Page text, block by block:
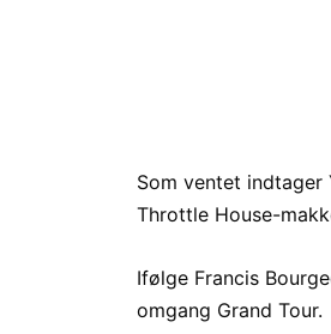
Som ventet
Throttle House-
Ifølge Francis
omgang Grand Tour.